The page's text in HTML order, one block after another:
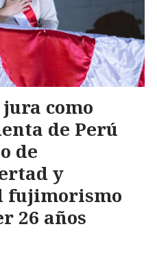
como
de Perú
de
y
fujimorismo
26 años